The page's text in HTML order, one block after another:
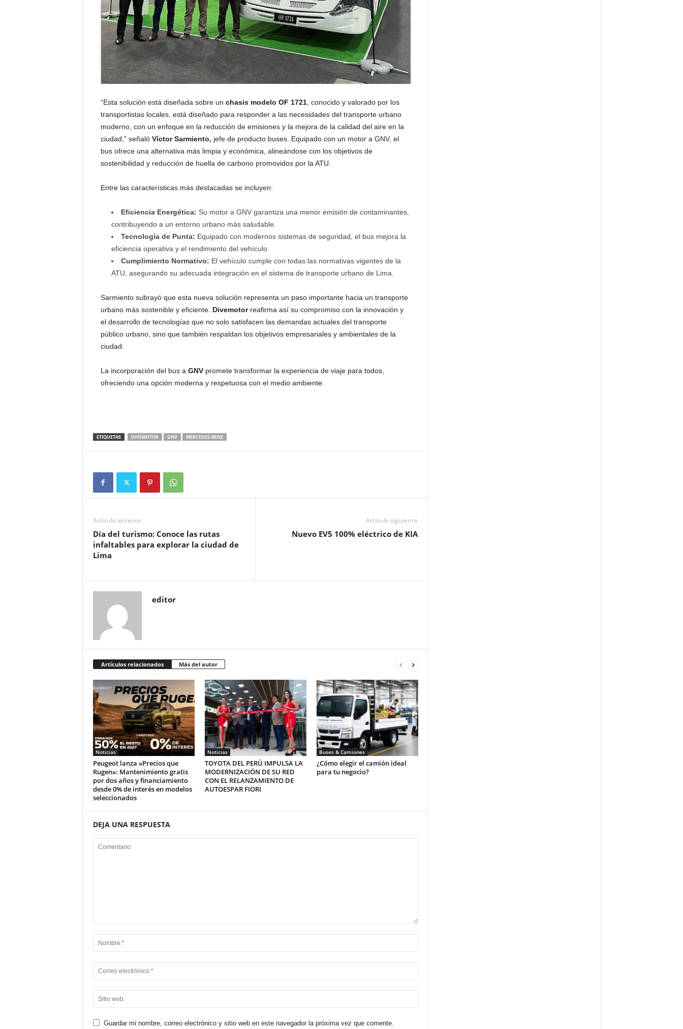
“Esta solución está diseñada sobre un chasis modelo OF 1721, conocido y valorado por los
transportistas locales, está diseñado para responder a las necesidades del transporte urbano
moderno, con un enfoque en la reducción de emisiones y la mejora de la calidad del aire en la
ciudad,” señaló Víctor Sarmiento, jefe de producto buses. Equipado con un motor a GNV, el
bus ofrece una alternativa más limpia y económica, alineándose con los objetivos de
sostenibilidad y reducción de huella de carbono promovidos por la ATU.
Entre las características más destacadas se incluyen:
Eficiencia Energética: Su motor a GNV garantiza una menor emisión de contaminantes,
contribuyendo a un entorno urbano más saludable.
Tecnología de Punta: Equipado con modernos sistemas de seguridad, el bus mejora la
eficiencia operativa y el rendimiento del vehículo.
Cumplimiento Normativo: El vehículo cumple con todas las normativas vigentes de la
ATU, asegurando su adecuada integración en el sistema de transporte urbano de Lima.
Sarmiento subrayó que esta nueva solución representa un paso importante hacia un transporte
urbano más sostenible y eficiente. Divemotorreafirma así su compromiso con la innovación y
el desarrollo de tecnologías que no solo satisfacen las demandas actuales del transporte
público urbano, sino que también respaldan los objetivos empresariales y ambientales de la
ciudad.
La incorporación del bus a GNVpromete transformar la experiencia de viaje para todos,
ofreciendo una opción moderna y respetuosa con el medio ambiente.
ETIQUETAS DIVEMOTOR GNV MERCEDES-BENZ
Artículo anterior
Día del turismo: Conoce las rutas
infaltables para explorar la ciudad de
Lima
Artículo siguiente
Nuevo EV5 100% eléctrico de KIA
editor
Artículos relacionados Más del autor
Noticias
Peugeot lanza «Precios que
Rugen»: Mantenimiento gratis
por dos años y financiamiento
desde 0% de interés en modelos
seleccionados
Noticias
TOYOTA DEL PERÚ IMPULSA LA
MODERNIZACIÓN DE SU RED
CON EL RELANZAMIENTO DE
AUTOESPAR FIORI
Buses & Camiones
¿Cómo elegir el camión ideal
para tu negocio?
DEJA UNA RESPUESTA
Guardar mi nombre, correo electrónico y sitio web en este navegador la próxima vez que comente.